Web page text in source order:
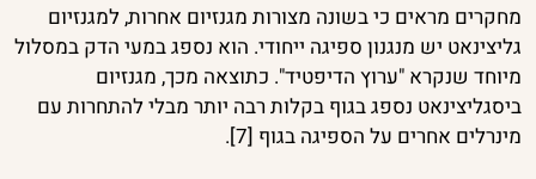
מחקרים מראים כי בשונה מצורות מגנזיום אחרות, למגנזיום
גליצינאט יש מנגנון ספיגה ייחודי. הוא נספג במעי הדק במסלול
מיוחד שנקרא "ערוץ הדיפטיד". כתוצאה מכך, מגנזיום
ביסגליצינאט נספג בגוף בקלות רבה יותר מבלי להתחרות עם
מינרלים אחרים על הספיגה בגוף [7].